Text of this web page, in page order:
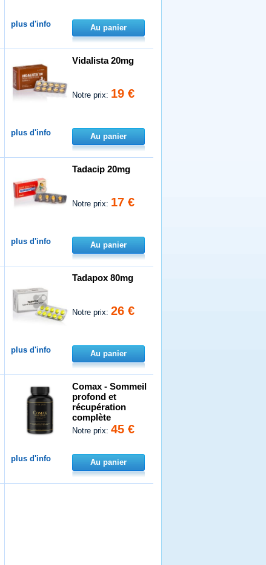
plus d'info Au panier
Vidalista 20mg
Notre prix: 19 €
plus d'info Au panier
Tadacip 20mg
Notre prix: 17 €
plus d'info Au panier
Tadapox 80mg
Notre prix:26 €
plus d'info Au panier
Comax - Sommeil
profond et
récupération
complète
Notre prix:45 €
plus d'info Au panier